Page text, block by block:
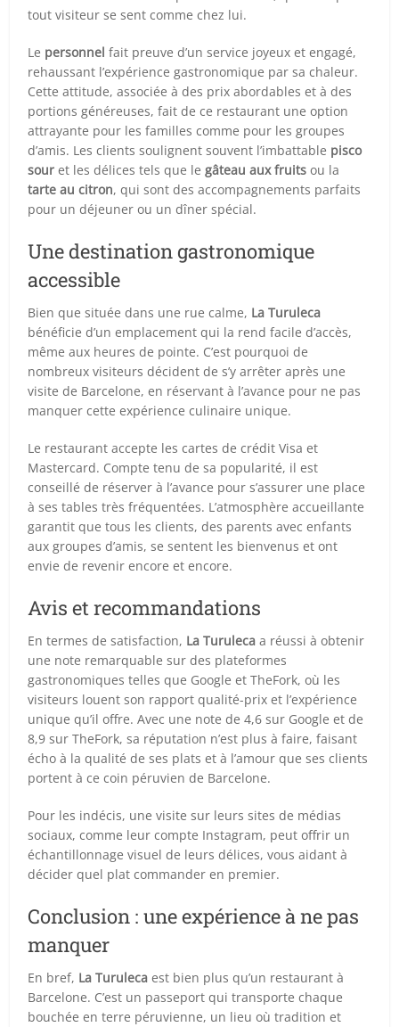
tout visiteur se sent comme chez lui.
Le personnel fait preuve d’un service joyeux et engagé,
rehaussant l’expérience gastronomique par sa chaleur.
Cette attitude, associée à des prix abordables et à des
portions généreuses, fait de ce restaurant une option
attrayante pour les familles comme pour les groupes
d’amis. Les clients soulignent souvent l’imbattable pisco
sour et les délices tels que legâteau aux fruits ou la
tarte au citron, qui sont des accompagnements parfaits
pour un déjeuner ou un dîner spécial.
Une destination gastronomique
accessible
Bien que située dans une rue calme, La Turuleca
bénéficie d’un emplacement qui la rend facile d’accès,
même aux heures de pointe. C’est pourquoi de
nombreux visiteurs décident de s’y arrêter après une
visite de Barcelone, en réservant à l’avance pour ne pas
manquer cette expérience culinaire unique.
Le restaurant accepte les cartes de crédit Visa et
Mastercard. Compte tenu de sa popularité, il est
conseillé de réserver à l’avance pour s’assurer une place
à ses tables très fréquentées. L’atmosphère accueillante
garantit que tous les clients, des parents avec enfants
aux groupes d’amis, se sentent les bienvenus et ont
envie de revenir encore et encore.
Avis et recommandations
En termes de satisfaction, La Turuleca a réussi à obtenir
une note remarquable sur des plateformes
gastronomiques telles que Google et TheFork, où les
visiteurs louent son rapport qualité-prix et l’expérience
unique qu’il offre. Avec une note de 4,6 sur Google et de
8,9 sur TheFork, sa réputation n’est plus à faire, faisant
écho à la qualité de ses plats et à l’amour que ses clients
portent à ce coin péruvien de Barcelone.
Pour les indécis, une visite sur leurs sites de médias
sociaux, comme leur compte Instagram, peut offrir un
échantillonnage visuel de leurs délices, vous aidant à
décider quel plat commander en premier.
Conclusion : une expérience à ne pas
manquer
En bref, La Turuleca est bien plus qu’un restaurant à
Barcelone. C’est un passeport qui transporte chaque
bouchée en terre péruvienne, un lieu où tradition et